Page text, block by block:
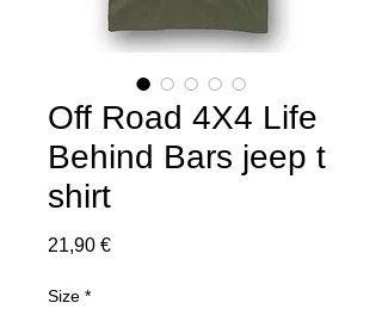
Off Road 4X4 Life
Behind Bars jeep t
shirt
21,90 €Preis
Size *